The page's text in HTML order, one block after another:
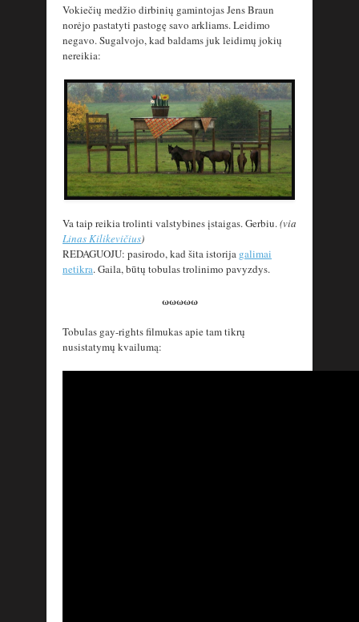
Vokiečių medžio dirbinių gamintojas Jens Braun
norėjo pastatyti pastogę savo arkliams. Leidimo
negavo. Sugalvojo, kad baldams juk leidimų jokių
nereikia:
Va taip reikia trolinti valstybines įstaigas. Gerbiu.(via
Linas Kilikevičius)
REDAGUOJU: pasirodo, kad šita istorija galimai
netikra. Gaila, būtų tobulas trolinimo pavyzdys.
ωωωωω
Tobulas gay-rights filmukas apie tam tikrų
nusistatymų kvailumą: